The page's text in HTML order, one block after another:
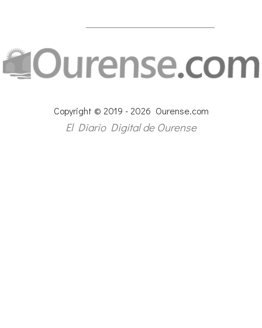
Copyright © 2019 - 2026 Ourense.com
El Diario Digital de Ourense